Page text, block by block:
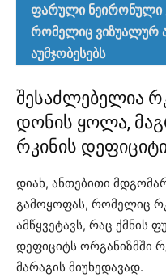
ფარული ნეირონული
რომელიც ვიზუალურ
აუმჯობესებს
შესაძლებელია
დონის ყოლა,
რკინის
დიახ, ანთებითი
გამოყოფას, რომელიც
ამწყვეტავს, რაც ქმნის
დეფიციტს ორგანიზმში
მარაგის მიუხედავად.